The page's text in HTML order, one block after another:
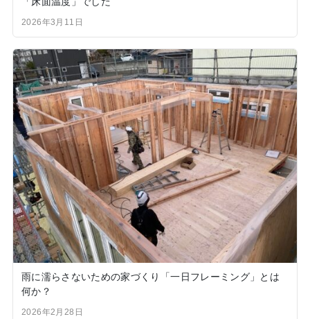
2026年3月11日
雨に濡らさないための家づくり「一日フレーミング」とは
何か？
2026年2月28日